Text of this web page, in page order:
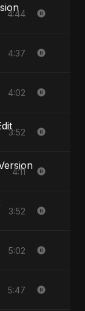
4:44
4:37
4:02
3:52
4:11
3:52
5:02
5:47